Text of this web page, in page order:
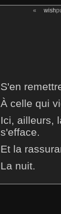
« wish
S'en
À celle qui
Ici, ailleurs,
s'efface.
Et la
La nuit.